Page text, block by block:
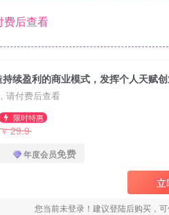
费后查看
请付费后查看
限时特惠
￥29.9
年度会员免费
立
您当前未登录！建议登陆后购买，